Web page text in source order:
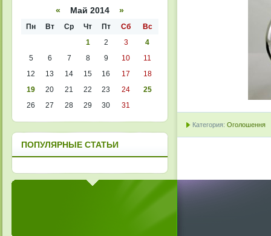
Категория: Оголошення
« Май 2014 »
Пн Вт Ср Чт Пт Сб
Вс
1
2 3
4
5
6 7 8 9 10
11
12
13 14 15 16 17
18
19
20 21 22 23 24
25
26
27 28 29 30 31
ПОПУЛЯРНЫЕ СТАТЬИ